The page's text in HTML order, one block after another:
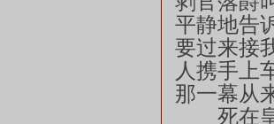
平静地告
要过来接
人携手上
那一幕从
死在皇